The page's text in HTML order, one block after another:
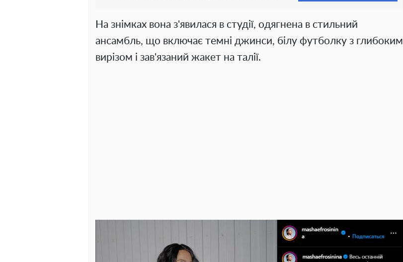
На знімках вона з'явилася в студії, одягнена в стильний
ансамбль, що включає темні джинси, білу футболку з глибоким
вирізом і зав'язаний жакет на талії.